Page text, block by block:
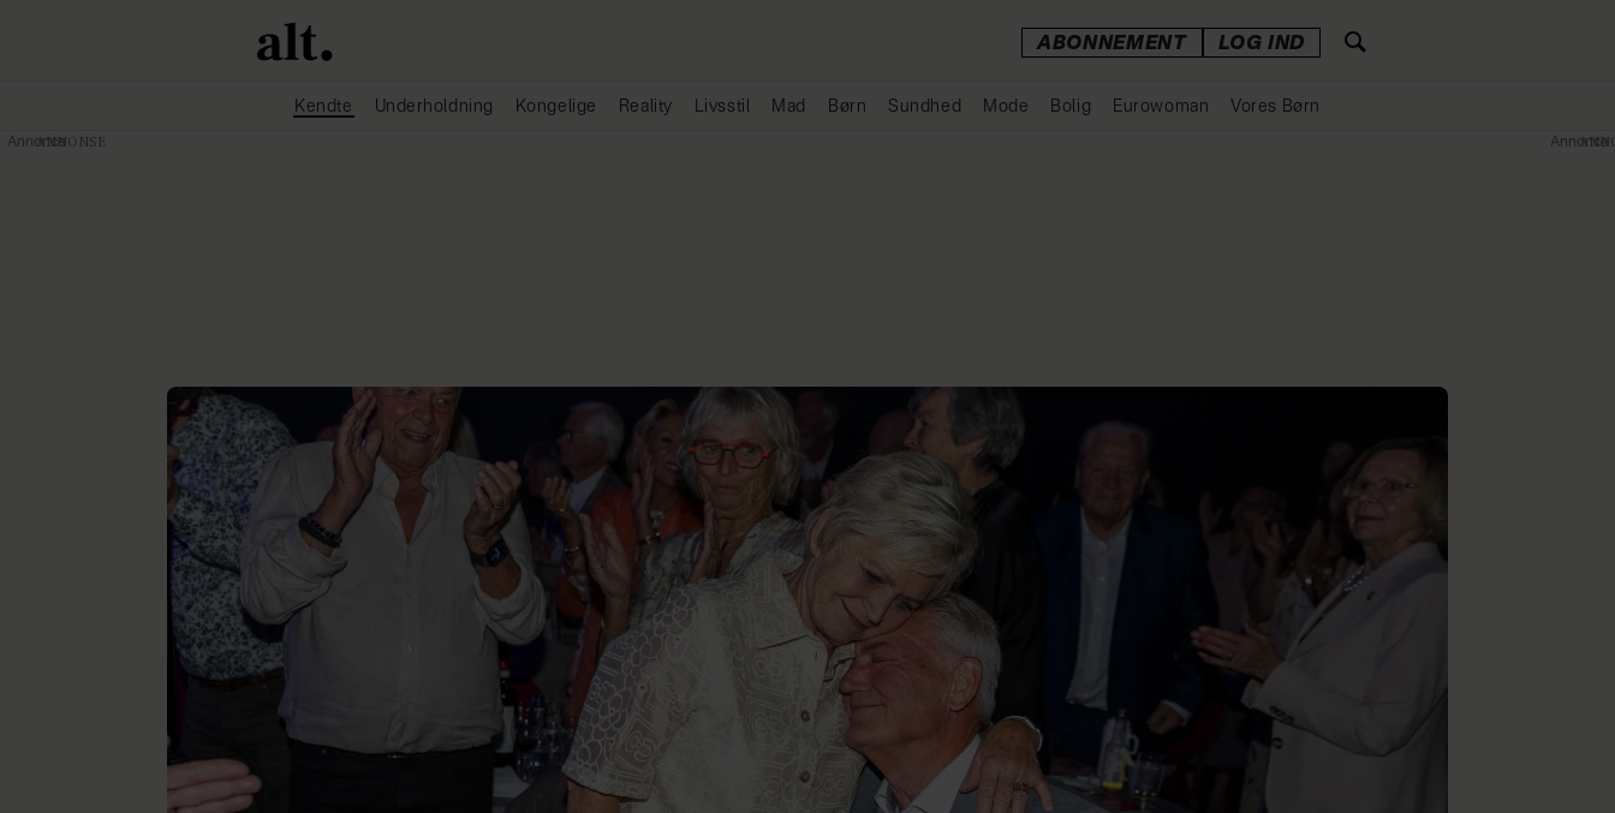
ABONNEMENT LOG IND
Kendte Underholdning Kongelige Reality Livsstil Mad Børn Sundhed Mode Bolig Eurowoman Vores Børn
Annonce Annonce